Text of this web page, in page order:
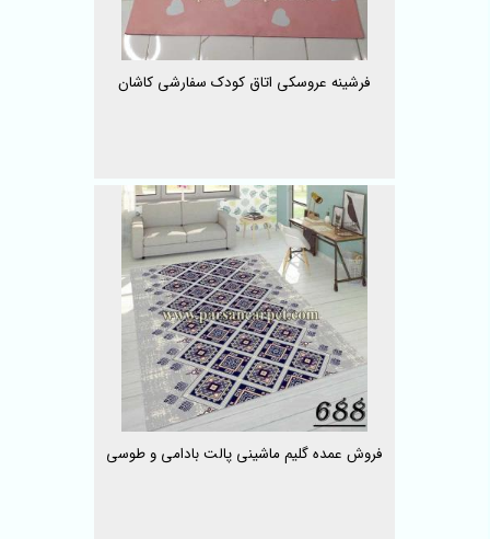
فرشینه عروسکی اتاق کودک سفارشی کاشان
فروش عمده گلیم ماشینی پالت بادامی و طوسی